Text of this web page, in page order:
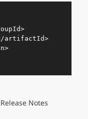
>
artifactId>
>
Release Notes